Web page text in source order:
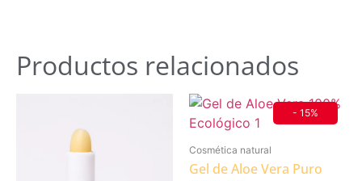
Productos relacionados
- 15%
Cosmética natural
Gel de Aloe Vera Puro